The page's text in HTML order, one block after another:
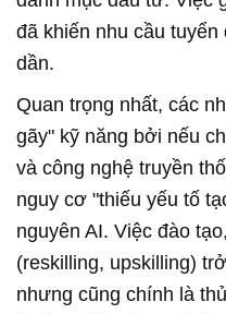
đã khiến nhu cầu
dần.
Quan trọng nhất, các
gãy" kỹ năng bởi nếu
và công nghệ truyền
nguy cơ "thiếu yếu tố
nguyên AI. Việc đào
(reskilling, upskilling)
nhưng cũng chính là